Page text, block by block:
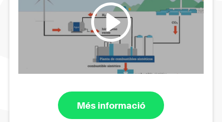
Més informació